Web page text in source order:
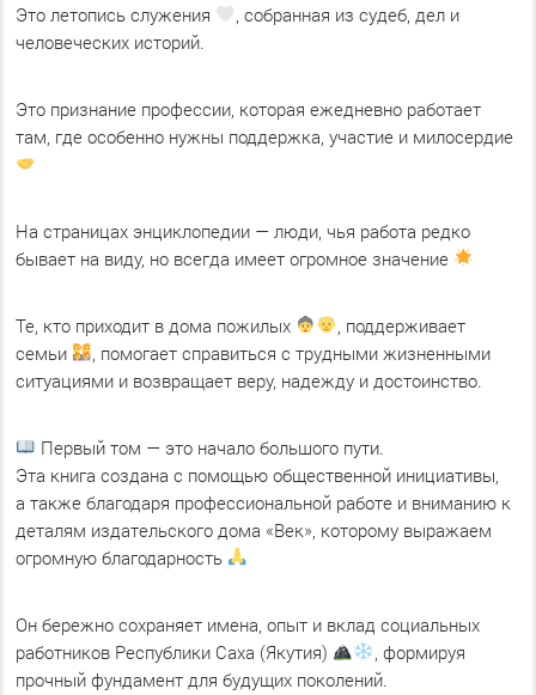
Это летопись служения
, собранная из судеб, дел и
человеческих историй.
Это признание профессии, которая ежедневно работает
там, где особенно нужны поддержка, участие и милосердие
На страницах энциклопедии — люди, чья работа редко
бывает на виду, но всегда имеет огромное значение
Те, кто приходит в дома пожилых
, поддерживает
семьи
, помогает справиться с трудными жизненными
ситуациями и возвращает веру, надежду и достоинство.
Первый том — это начало большого пути.
Эта книга создана с помощью общественной инициативы,
а также благодаря профессиональной работе и вниманию к
деталям издательского дома «Век», которому выражаем
огромную благодарность
Он бережно сохраняет имена, опыт и вклад социальных
работников Республики Саха (Якутия)
, формируя
прочный фундамент для будущих поколений.